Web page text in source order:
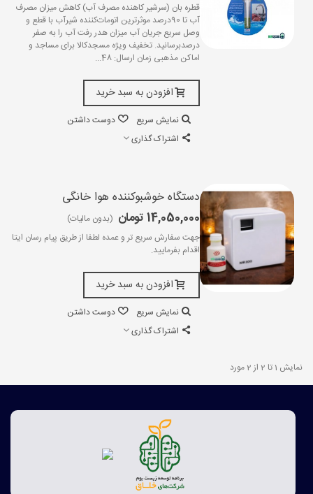
قطره بان (سرشیر کاهنده مصرف آب) کاهش میزان مصرف
آب تا 90درصد موثرترین اتومات‌کننده شیرآب با قطع و
وصل سریع جریان آب میزان هدر رفت آب را به صفر
درصدبرسانید. تخفیف ویژه مسجدکالا برای مساجد و
اماکن مذهبی زمان ارسال: 48...
افزودن به سبد خرید
نمایش سریع
دوست داشتن
اشتراک گذاری
دستگاه خوشبوکننده هوا خانگی
14,050,000 تومان
(بدون مالیات)
جهت سفارش سریع تر و عمده لطفا از طریق پیام رسان ایتا
اقدام بفرمایید.
افزودن به سبد خرید
نمایش سریع
دوست داشتن
اشتراک گذاری
نمایش 1 تا 2 از 2 مورد